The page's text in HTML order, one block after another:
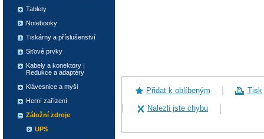
Přidat k oblíbeným
Tisk
Nalezli jste chybu
Tablety
Notebooky
Tiskárny a příslušenství
Siťové prvky
Kabely a konektory |
Redukce a adaptéry
Klávesnice a myši
Herní zařízení
Záložní zdroje
UPS